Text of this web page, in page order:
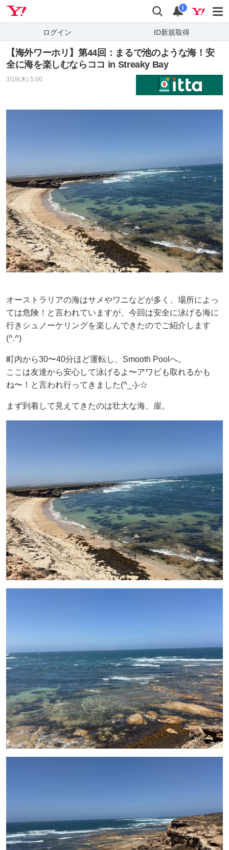
検索 通知
i
ログイン ID新規取得
【海外ワーホリ】第44回：まるで池のような海！安
全に海を楽しむならココ in Streaky Bay
3/19(木) 5:00
オーストラリアの海はサメやワニなどが多く、場所によっ
ては危険！と言われていますが、今回は安全に泳げる海に
行きシュノーケリングを楽しんできたのでご紹介します
(^.^)
町内から30〜40分ほど運転し、Smooth Poolへ。
ここは友達から安心して泳げるよ〜アワビも取れるかも
ね〜！と言われ行ってきました(^_-)-☆
まず到着して見えてきたのは壮大な海、崖。